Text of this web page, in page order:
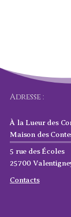
Adresse :
À la Lueur des
Maison des
5 rue des Écoles
25700
Contacts